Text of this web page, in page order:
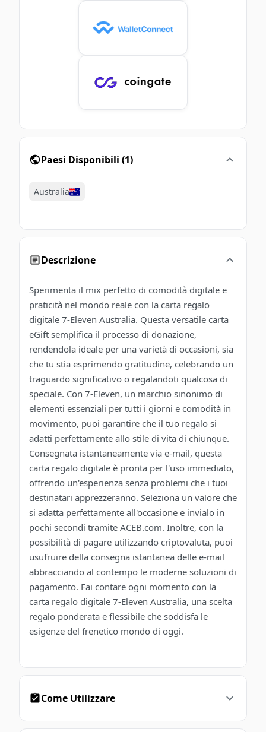
Paesi Disponibili (1)
Australia
Descrizione
Sperimenta il mix perfetto di comodità digitale e
praticità nel mondo reale con la carta regalo
digitale 7-Eleven Australia. Questa versatile carta
eGift semplifica il processo di donazione,
rendendola ideale per una varietà di occasioni, sia
che tu stia esprimendo gratitudine, celebrando un
traguardo significativo o regalandoti qualcosa di
speciale. Con 7-Eleven, un marchio sinonimo di
elementi essenziali per tutti i giorni e comodità in
movimento, puoi garantire che il tuo regalo si
adatti perfettamente allo stile di vita di chiunque.
Consegnata istantaneamente via e-mail, questa
carta regalo digitale è pronta per l'uso immediato,
offrendo un'esperienza senza problemi che i tuoi
destinatari apprezzeranno. Seleziona un valore che
si adatta perfettamente all'occasione e invialo in
pochi secondi tramite ACEB.com. Inoltre, con la
possibilità di pagare utilizzando criptovaluta, puoi
usufruire della consegna istantanea delle e-mail
abbracciando al contempo le moderne soluzioni di
pagamento. Fai contare ogni momento con la
carta regalo digitale 7-Eleven Australia, una scelta
regalo ponderata e flessibile che soddisfa le
esigenze del frenetico mondo di oggi.
Come Utilizzare